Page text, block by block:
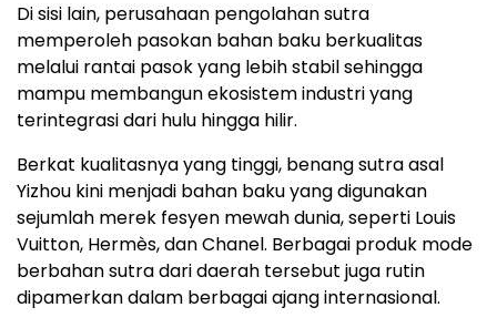
Di sisi lain, perusahaan pengolahan sutra
memperoleh pasokan bahan baku berkualitas
melalui rantai pasok yang lebih stabil sehingga
mampu membangun ekosistem industri yang
terintegrasi dari hulu hingga hilir.
Berkat kualitasnya yang tinggi, benang sutra asal
Yizhou kini menjadi bahan baku yang digunakan
sejumlah merek fesyen mewah dunia, seperti Louis
Vuitton, Hermès, dan Chanel. Berbagai produk mode
berbahan sutra dari daerah tersebut juga rutin
dipamerkan dalam berbagai ajang internasional.